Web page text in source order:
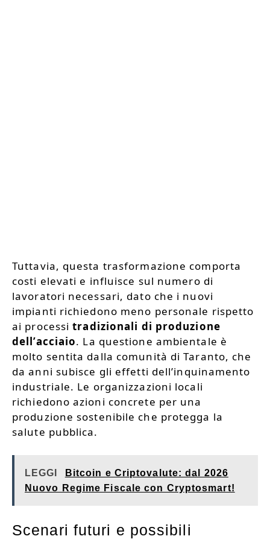
Tuttavia, questa trasformazione comporta
costi elevati e influisce sul numero di
lavoratori necessari, dato che i nuovi
impianti richiedono meno personale rispetto
ai processitradizionali di produzione
dell’acciaio. La questione ambientale è
molto sentita dalla comunità di Taranto, che
da anni subisce gli effetti dell’inquinamento
industriale. Le organizzazioni locali
richiedono azioni concrete per una
produzione sostenibile che protegga la
salute pubblica.
LEGGI
Bitcoin e Criptovalute: dal 2026
Nuovo Regime Fiscale con Cryptosmart!
Scenari futuri e possibili